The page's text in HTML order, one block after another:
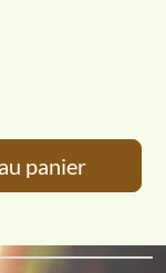
panier